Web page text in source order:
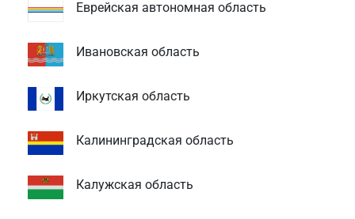
Еврейская автономная область
Ивановская область
Иркутская область
Калининградская область
Калужская область